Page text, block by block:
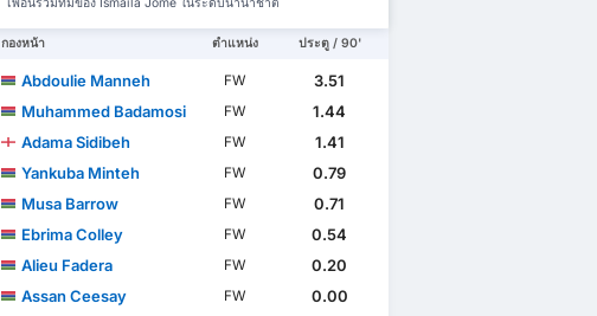
กองหน้า ตำแหน่ง ประตู / 90'
Abdoulie Manneh FW
3.51
Muhammed Badamosi
FW
1.44
Adama Sidibeh
FW
1.41
Yankuba Minteh
FW
0.79
Musa Barrow
FW
0.71
Ebrima Colley
FW
0.54
Alieu Fadera
FW
0.20
Assan Ceesay
FW
0.00